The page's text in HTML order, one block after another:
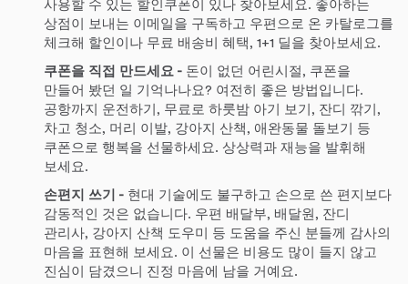
사용할 수 있는 할인쿠폰이 있나 찾아보세요. 좋아하는
상점이 보내는 이메일을 구독하고 우편으로 온 카탈로그를
체크해 할인이나 무료 배송비 혜택, 1+1 딜을 찾아보세요.
쿠폰을 직접 만드세요 - 돈이 없던 어린시절, 쿠폰을
만들어 봤던 일 기억나나요? 여전히 좋은 방법입니다.
공항까지 운전하기, 무료로 하룻밤 아기 보기, 잔디 깎기,
차고 청소, 머리 이발, 강아지 산책, 애완동물 돌보기 등
쿠폰으로 행복을 선물하세요. 상상력과 재능을 발휘해
보세요.
손편지 쓰기 - 현대 기술에도 불구하고 손으로 쓴 편지보다
감동적인 것은 없습니다. 우편 배달부, 배달원, 잔디
관리사, 강아지 산책 도우미 등 도움을 주신 분들께 감사의
마음을 표현해 보세요. 이 선물은 비용도 많이 들지 않고
진심이 담겼으니 진정 마음에 남을 거예요.